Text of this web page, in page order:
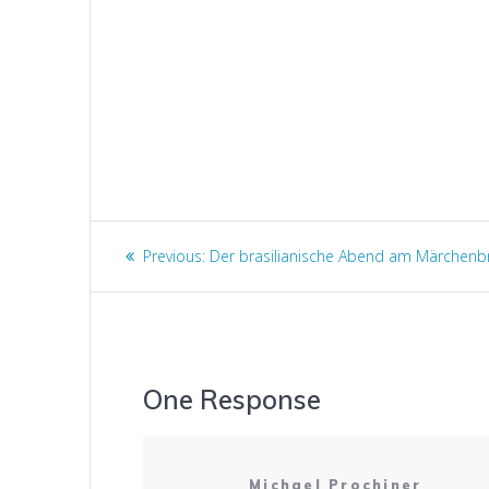
Beitragsnavigation
Previous: Previous
Der brasilianische Abend am
One Response
Michael Prochiner